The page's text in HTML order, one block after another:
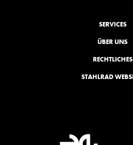
SERVICES
ÜBER UNS
RECHTLICHES
STAHLRAD